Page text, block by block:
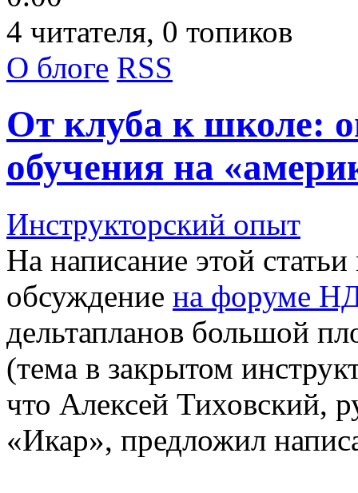
4 читателя, 0 топиков
О блоге RSS
От клуба к школе:
обучения на
Инструкторский опыт
На написание этой
обсуждение на форуме
дельтапланов большой
(тема в закрытом
что Алексей Тиховский,
«Икар», предложил